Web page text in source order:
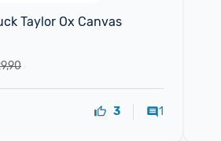
Taylor Ox Canvas
3 1